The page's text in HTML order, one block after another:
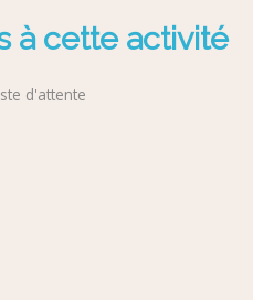
à cette activité
d'attente